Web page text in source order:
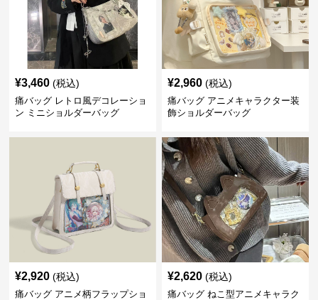
¥3,460 (税込)
痛バッグ レトロ風デコレーショ
ン ミニショルダーバッグ
¥2,960 (税込)
痛バッグ アニメキャラクター装
飾ショルダーバッグ
¥2,920 (税込)
痛バッグ アニメ柄フラップショ
¥2,620 (税込)
痛バッグ ねこ型アニメキャラク